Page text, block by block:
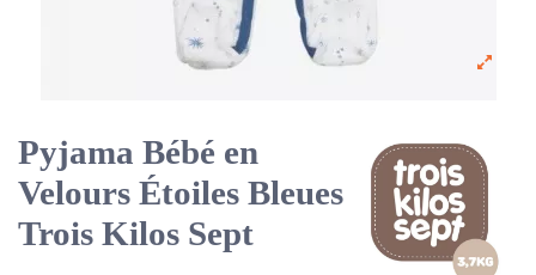
Pyjama Bébé en
Velours Étoiles Bleues
Trois Kilos Sept